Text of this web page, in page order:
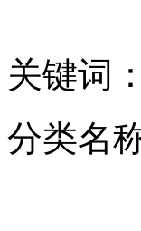
香港轻轨列车
关键词：
分类名